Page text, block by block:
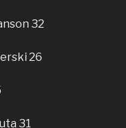
32
26
31